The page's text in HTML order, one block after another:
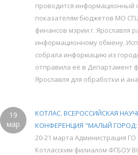
проводится информационный
показателям бюджетов МО
финансов мэрии г. Ярославля
информационному обмену.
собрала информацию из
отправила её в Департамент
Ярославля для обработки и
19
мар
КОТЛАС. ВСЕРОССИЙСКАЯ
КОНФЕРЕНЦИЯ "МАЛЫЙ ГОРОД:
20-21 марта Администрация
Котласским филиалом ФГБОУ